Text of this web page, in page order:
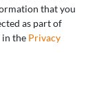
LIETI DI
that you
as part of
in the Privacy